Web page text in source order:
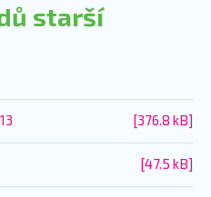
starší
[376.8 kB]
[47.5 kB]